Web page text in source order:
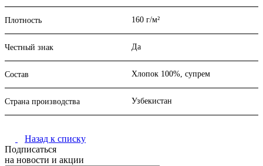
Плотность 160 г/м²
Честный знак Да
Состав Хлопок 100%, супрем
Страна производства Узбекистан
Назад к списку
Подписаться
на новости и акции